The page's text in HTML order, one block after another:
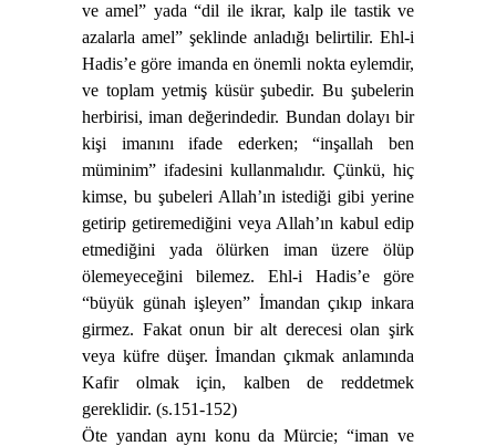
ve amel” yada “dil ile ikrar, kalp ile tastik ve
azalarla amel” şeklinde anladığı belirtilir. Ehl-i
Hadis’e göre imanda en önemli nokta eylemdir,
ve toplam yetmiş küsür şubedir. Bu şubelerin
herbirisi, iman değerindedir. Bundan dolayı bir
kişi imanını ifade ederken; “inşallah ben
müminim” ifadesini kullanmalıdır. Çünkü, hiç
kimse, bu şubeleri Allah’ın istediği gibi yerine
getirip getiremediğini veya Allah’ın kabul edip
etmediğini yada ölürken iman üzere ölüp
ölemeyeceğini bilemez. Ehl-i Hadis’e göre
“büyük günah işleyen” İmandan çıkıp inkara
girmez. Fakat onun bir alt derecesi olan şirk
veya küfre düşer. İmandan çıkmak anlamında
Kafir olmak için, kalben de reddetmek
gereklidir. (s.151-152)
Öte yandan aynı konu da Mürcie; “iman ve